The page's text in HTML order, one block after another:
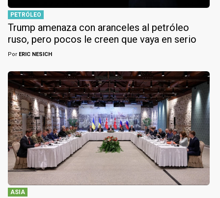
PETRÓLEO
Trump amenaza con aranceles al petróleo
ruso, pero pocos le creen que vaya en serio
Por ERIC NESICH
ASIA